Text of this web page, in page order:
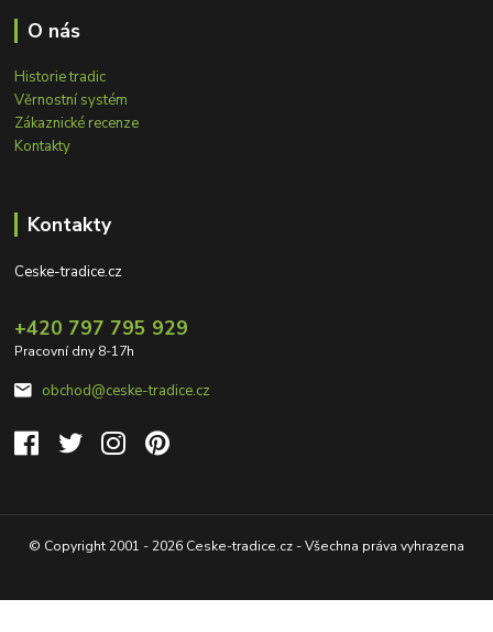
O nás
Historie tradic
Věrnostní systém
Zákaznické recenze
Kontakty
Kontakty
Ceske-tradice.cz
+420 797 795 929
Pracovní dny 8-17h
obchod@ceske-tradice.cz
© Copyright 2001 - 2026 Ceske-tradice.cz - Všechna práva vyhrazena